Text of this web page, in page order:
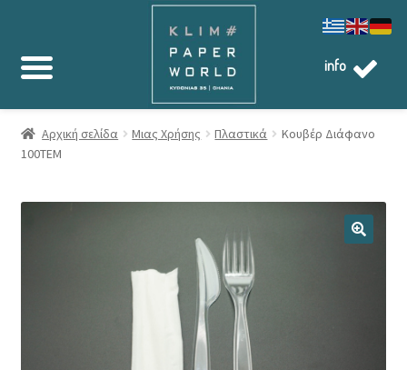
Αρχική σελίδα Μιας Χρήσης Πλαστικά
Κουβέρ Διάφανο
100ΤΕΜ
info